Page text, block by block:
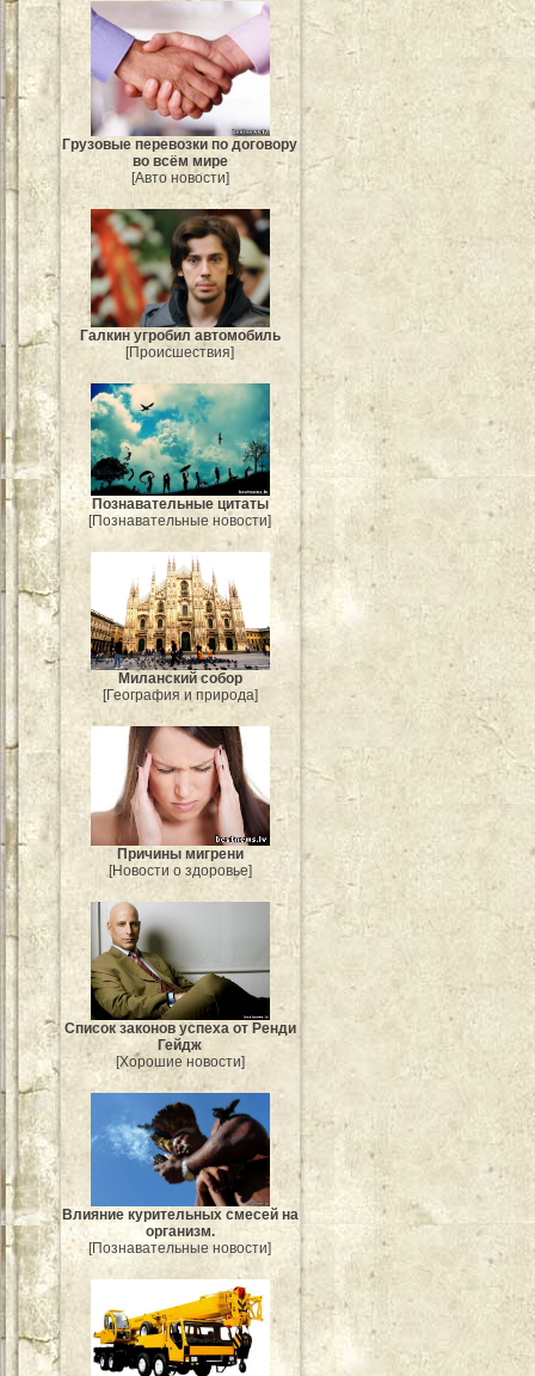
Грузовые перевозки по договору
во всём мире
[Авто новости]
Галкин угробил автомобиль
[Происшествия]
Познавательные цитаты
[Познавательные новости]
Миланский собор
[География и природа]
Причины мигрени
[Новости о здоровье]
Список законов успеха от Ренди
Гейдж
[Хорошие новости]
Влияние курительных смесей на
организм.
[Познавательные новости]